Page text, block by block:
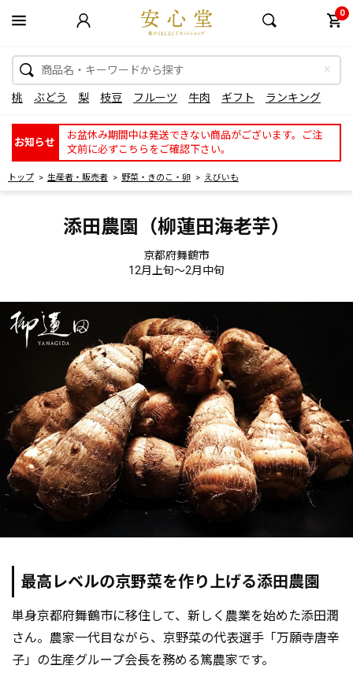
0
桃 ぶどう 梨 枝豆 フルーツ 牛肉 ギフト ランキング
お知らせ
お盆休み期間中は発送できない商品がございます。ご注
文前に必ずこちらをご確認下さい。
トップ 生産者・販売者 野菜・きのこ・卵 えびいも
添田農園（柳蓮田海老芋）
京都府舞鶴市
12月上旬～2月中旬
最高レベルの京野菜を作り上げる添田農園
単身京都府舞鶴市に移住して、新しく農業を始めた添田潤
さん。農家一代目ながら、京野菜の代表選手「万願寺唐辛
子」の生産グループ会長を務める篤農家です。